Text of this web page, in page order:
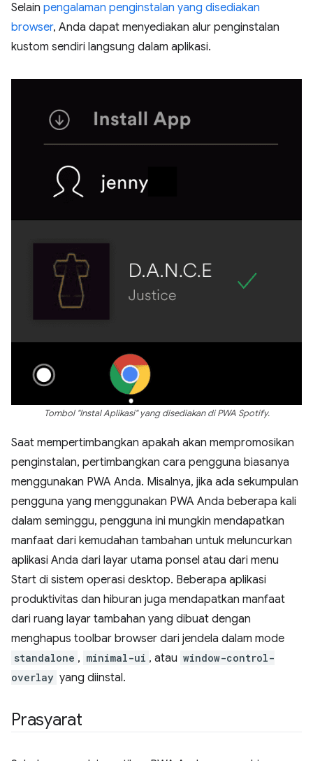
Selain pengalaman penginstalan yang disediakan
browser, Anda dapat menyediakan alur penginstalan
kustom sendiri langsung dalam aplikasi.
Tombol "Instal Aplikasi" yang disediakan di PWA Spotify.
Saat mempertimbangkan apakah akan mempromosikan
penginstalan, pertimbangkan cara pengguna biasanya
menggunakan PWA Anda. Misalnya, jika ada sekumpulan
pengguna yang menggunakan PWA Anda beberapa kali
dalam seminggu, pengguna ini mungkin mendapatkan
manfaat dari kemudahan tambahan untuk meluncurkan
aplikasi Anda dari layar utama ponsel atau dari menu
Start di sistem operasi desktop. Beberapa aplikasi
produktivitas dan hiburan juga mendapatkan manfaat
dari ruang layar tambahan yang dibuat dengan
menghapus toolbar browser dari jendela dalam mode
standalone , minimal-ui , atau window-control-
overlay yang diinstal.
Prasyarat